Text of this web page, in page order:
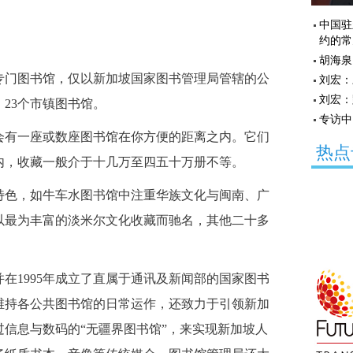
中国
约的
胡海
刘宏
刘宏
专访
热
书馆，仅以新加坡国家图书管理局管辖的公
个市镇图书馆。
座或数座图书馆在你方便的距离之内。它们
收藏一般介于十几万至四五十万册不等。
如牛车水图书馆中注重华族文化与闽南、广
为丰富的淡米尔文化收藏而驰名，其他二十多
年成立了直属于通讯及新闻部的国家图书
各公共图书馆的日常运作，还致力于引领新加
息与数码的“无疆界图书馆”，来实现新加坡人